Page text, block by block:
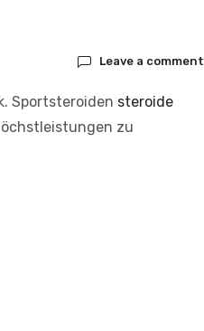
Leave a comment
Sportsteroiden steroide
zu